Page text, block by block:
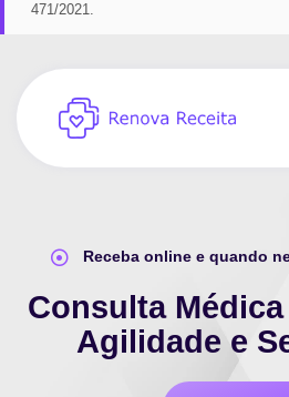
471/2021.
Receba online e quando
Consulta
Agilidade e